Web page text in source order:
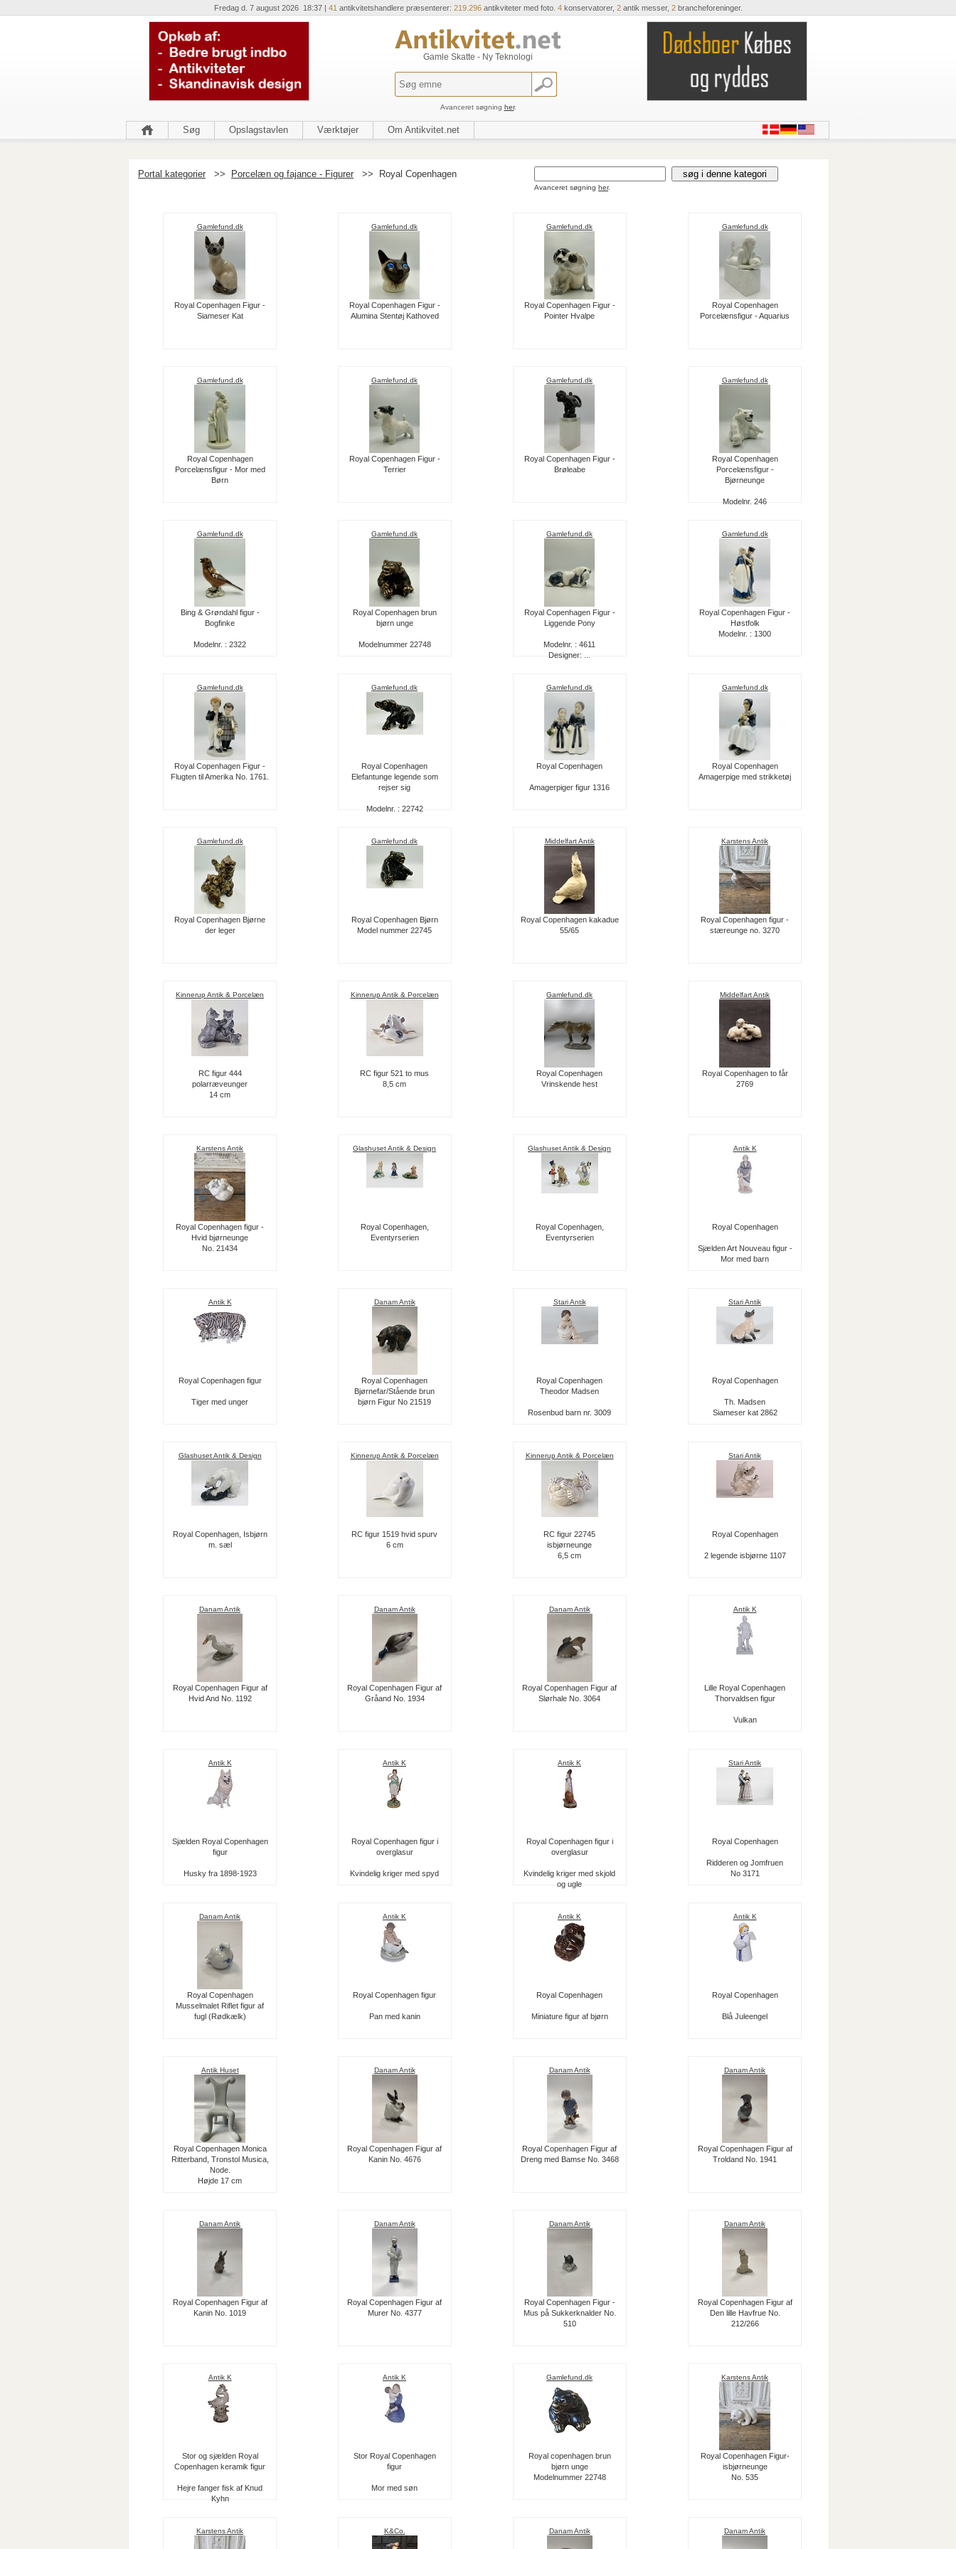
Fredag d. 7 august 2026 18:37 | 41 antikvitetshandlere præsenterer: 219.296antikviteter med foto. 4konservatorer, 2antik messer, 2brancheforeninger.
Gamle Skatte - Ny Teknologi
Avanceret søgning her.
Søg Opslagstavlen Værktøjer Om Antikvitet.net
Portal kategorier >> Porcelæn og fajance - Figurer >> Royal Copenhagen
Avanceret søgning her.
Gamlefund.dk
Royal Copenhagen Figur -
Siameser Kat
Gamlefund.dk
Royal Copenhagen Figur -
Alumina Stentøj Kathoved
Gamlefund.dk
Royal Copenhagen Figur -
Pointer Hvalpe
Gamlefund.dk
Royal Copenhagen
Porcelænsfigur - Aquarius
Gamlefund.dk
Royal Copenhagen
Porcelænsfigur - Mor med
Børn
Gamlefund.dk
Royal Copenhagen Figur -
Terrier
Gamlefund.dk
Royal Copenhagen Figur -
Brøleabe
Gamlefund.dk
Royal Copenhagen
Porcelænsfigur -
Bjørneunge
Modelnr. 246
Gamlefund.dk
Bing & Grøndahl figur -
Bogfinke
Modelnr. : 2322
Gamlefund.dk
Royal Copenhagen brun
bjørn unge
Modelnummer 22748
Gamlefund.dk
Royal Copenhagen Figur -
Liggende Pony
Modelnr. : 4611
Designer: ...
Gamlefund.dk
Royal Copenhagen Figur -
Høstfolk
Modelnr. : 1300
Gamlefund.dk
Royal Copenhagen Figur -
Flugten til Amerika No. 1761.
Gamlefund.dk
Royal Copenhagen
Elefantunge legende som
rejser sig
Modelnr. : 22742
Gamlefund.dk
Royal Copenhagen
Amagerpiger figur 1316
Gamlefund.dk
Royal Copenhagen
Amagerpige med strikketøj
Gamlefund.dk
Royal Copenhagen Bjørne
der leger
Gamlefund.dk
Royal Copenhagen Bjørn
Model nummer 22745
Middelfart Antik
Royal Copenhagen kakadue
55/65
Karstens Antik
Royal Copenhagen figur -
stæreunge no. 3270
Kinnerup Antik & Porcelæn
RC figur 444
polarræveunger
14 cm
Kinnerup Antik & Porcelæn
RC figur 521 to mus
8,5 cm
Gamlefund.dk
Royal Copenhagen
Vrinskende hest
Middelfart Antik
Royal Copenhagen to får
2769
Karstens Antik
Royal Copenhagen figur -
Hvid bjørneunge
No. 21434
Glashuset Antik & Design
Royal Copenhagen,
Eventyrserien
Glashuset Antik & Design
Royal Copenhagen,
Eventyrserien
Antik K
Royal Copenhagen
Sjælden Art Nouveau figur -
Mor med barn
Antik K
Royal Copenhagen figur
Tiger med unger
Danam Antik
Royal Copenhagen
Bjørnefar/Stående brun
bjørn Figur No 21519
Stari Antik
Royal Copenhagen
Theodor Madsen
Rosenbud barn nr. 3009
Stari Antik
Royal Copenhagen
Th. Madsen
Siameser kat 2862
Glashuset Antik & Design
Royal Copenhagen, Isbjørn
m. sæl
Kinnerup Antik & Porcelæn
RC figur 1519 hvid spurv
6 cm
Kinnerup Antik & Porcelæn
RC figur 22745
isbjørneunge
6,5 cm
Stari Antik
Royal Copenhagen
2 legende isbjørne 1107
Danam Antik
Royal Copenhagen Figur af
Hvid And No. 1192
Danam Antik
Royal Copenhagen Figur af
Gråand No. 1934
Danam Antik
Royal Copenhagen Figur af
Slørhale No. 3064
Antik K
Lille Royal Copenhagen
Thorvaldsen figur
Vulkan
Antik K
Sjælden Royal Copenhagen
figur
Husky fra 1898-1923
Antik K
Royal Copenhagen figur i
overglasur
Kvindelig kriger med spyd
Antik K
Royal Copenhagen figur i
overglasur
Kvindelig kriger med skjold
og ugle
Stari Antik
Royal Copenhagen
Ridderen og Jomfruen
No 3171
Danam Antik
Royal Copenhagen
Musselmalet Riflet figur af
fugl (Rødkælk)
Antik K
Royal Copenhagen figur
Pan med kanin
Antik K
Royal Copenhagen
Miniature figur af bjørn
Antik K
Royal Copenhagen
Blå Juleengel
Antik Huset
Royal Copenhagen Monica
Ritterband, Tronstol Musica,
Node.
Højde 17 cm
Danam Antik
Royal Copenhagen Figur af
Kanin No. 4676
Danam Antik
Royal Copenhagen Figur af
Dreng med Bamse No. 3468
Danam Antik
Royal Copenhagen Figur af
Troldand No. 1941
Danam Antik
Royal Copenhagen Figur af
Kanin No. 1019
Danam Antik
Royal Copenhagen Figur af
Murer No. 4377
Danam Antik
Royal Copenhagen Figur -
Mus på Sukkerknalder No.
510
Danam Antik
Royal Copenhagen Figur af
Den lille Havfrue No.
212/266
Antik K
Stor og sjælden Royal
Copenhagen keramik figur
Hejre fanger fisk af Knud
Kyhn
Antik K
Stor Royal Copenhagen
figur
Mor med søn
Gamlefund.dk
Royal copenhagen brun
bjørn unge
Modelnummer 22748
Karstens Antik
Royal Copenhagen Figur-
isbjørneunge
No. 535
Karstens Antik K&Co. Danam Antik Danam Antik